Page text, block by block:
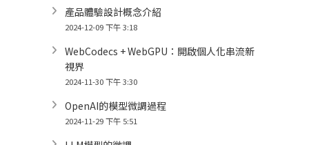
產品體驗設計概念介紹
2024-12-09 下午 3:18
WebCodecs + WebGPU：開啟個人化串流新
視界
2024-11-30 下午 3:30
OpenAI的模型微調過程
2024-11-29 下午 5:51